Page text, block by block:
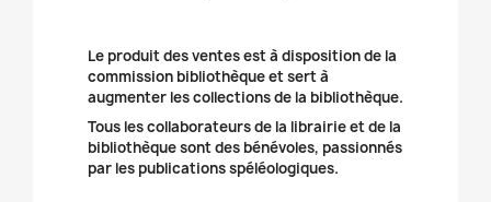
Le produit des ventes est à disposition de la
commission bibliothèque et sert à
augmenter les collections de la bibliothèque.
Tous les collaborateurs de la librairie et de la
bibliothèque sont des bénévoles, passionnés
par les publications spéléologiques.